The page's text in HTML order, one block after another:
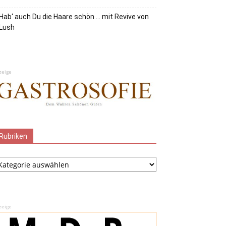
Hab‘ auch Du die Haare schön … mit Revive von
Lush
Rubriken